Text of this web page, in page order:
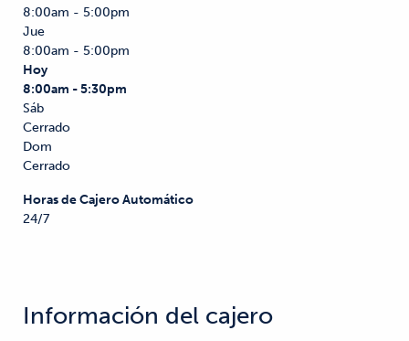
8:00am - 5:00pm
Jue
8:00am - 5:00pm
Hoy
8:00am - 5:30pm
Sáb
Cerrado
Dom
Cerrado
Horas de Cajero Automático
24/7
Información del cajero